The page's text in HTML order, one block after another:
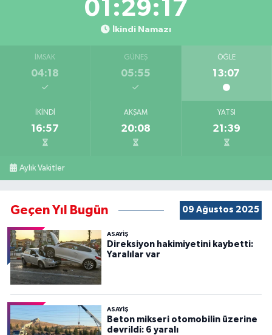
01:29:17
İkindi Namazı
İMSAK
04:18
GÜNEŞ
05:55
ÖĞLE
13:07
İKINDI
16:57
AKŞAM
20:08
YATSI
21:39
Aylık Vakitler
Geçen Yıl Bugün 09 Ağustos 2025
ASAYİŞ
Direksiyon hakimiyetini kaybetti:
Yaralılar var
ASAYİŞ
Beton mikseri otomobilin üzerine
devrildi: 6 yaralı